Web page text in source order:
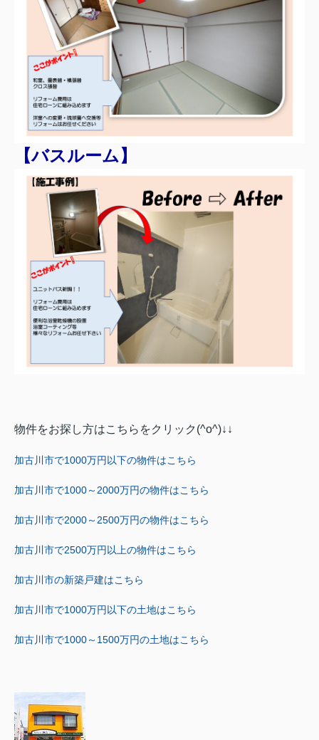
【バスルーム】
物件をお探し方はこちらをクリック(^o^)↓↓
加古川市で1000万円以下の物件はこちら
加古川市で1000～2000万円の物件はこちら
加古川市で2000～2500万円の物件はこちら
加古川市で2500万円以上の物件はこちら
加古川市の新築戸建はこちら
加古川市で1000万円以下の土地はこちら
加古川市で1000～1500万円の土地はこちら